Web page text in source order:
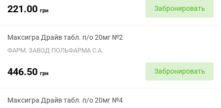
221.00 грн Забронировать
Максигра Драйв табл. п/о 20мг №2
ФАРМ. ЗАВОД ПОЛЬФАРМА С.А.
446.50 грн Забронировать
Максигра Драйв табл. п/о 20мг №4